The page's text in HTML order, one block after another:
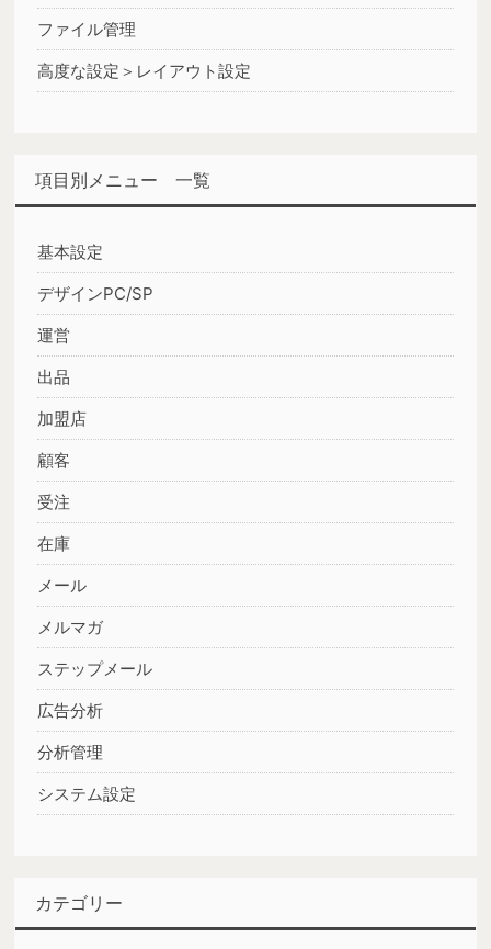
ファイル管理
高度な設定＞レイアウト設定
項目別メニュー 一覧
基本設定
デザインPC/SP
運営
出品
加盟店
顧客
受注
在庫
メール
メルマガ
ステップメール
広告分析
分析管理
システム設定
カテゴリー